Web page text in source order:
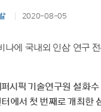
2020-08-05
나에 국내외 인삼 연구
시픽 기술연구원 설화
터에서 첫 번째로 개최한